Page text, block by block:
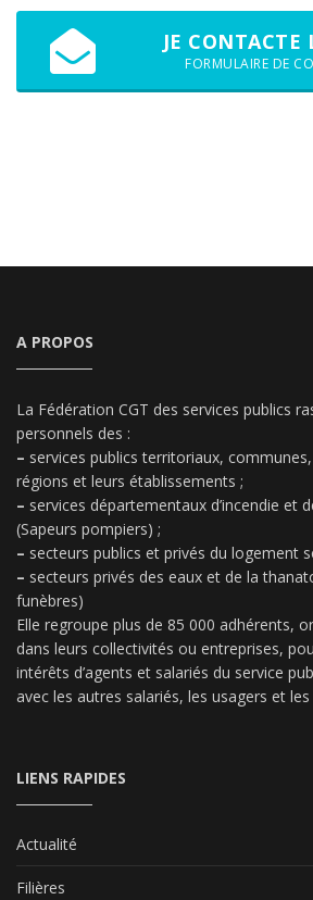
JE CONTACTE
FORMULAIRE DE
A PROPOS
La Fédération CGT des services publics
personnels des :
– services publics territoriaux,
régions et leurs établissements ;
– services départementaux d’incendie et
(Sapeurs pompiers) ;
– secteurs publics et privés du logement
– secteurs privés des eaux et de la
funèbres)
Elle regroupe plus de 85 000 adhérents,
dans leurs collectivités ou entreprises,
intérêts d’agents et salariés du service
avec les autres salariés, les usagers et
LIENS RAPIDES
Actualité
Filières